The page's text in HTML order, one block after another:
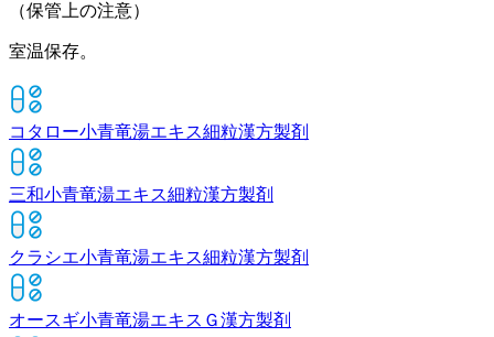
（保管上の注意）
室温保存。
コタロー小青竜湯エキス細粒漢方製剤
三和小青竜湯エキス細粒漢方製剤
クラシエ小青竜湯エキス細粒漢方製剤
オースギ小青竜湯エキスＧ漢方製剤